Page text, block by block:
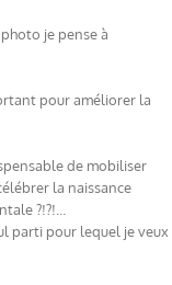
je pense à
pour améliorer la
de mobiliser
la naissance
?!?!…
parti pour lequel je veux